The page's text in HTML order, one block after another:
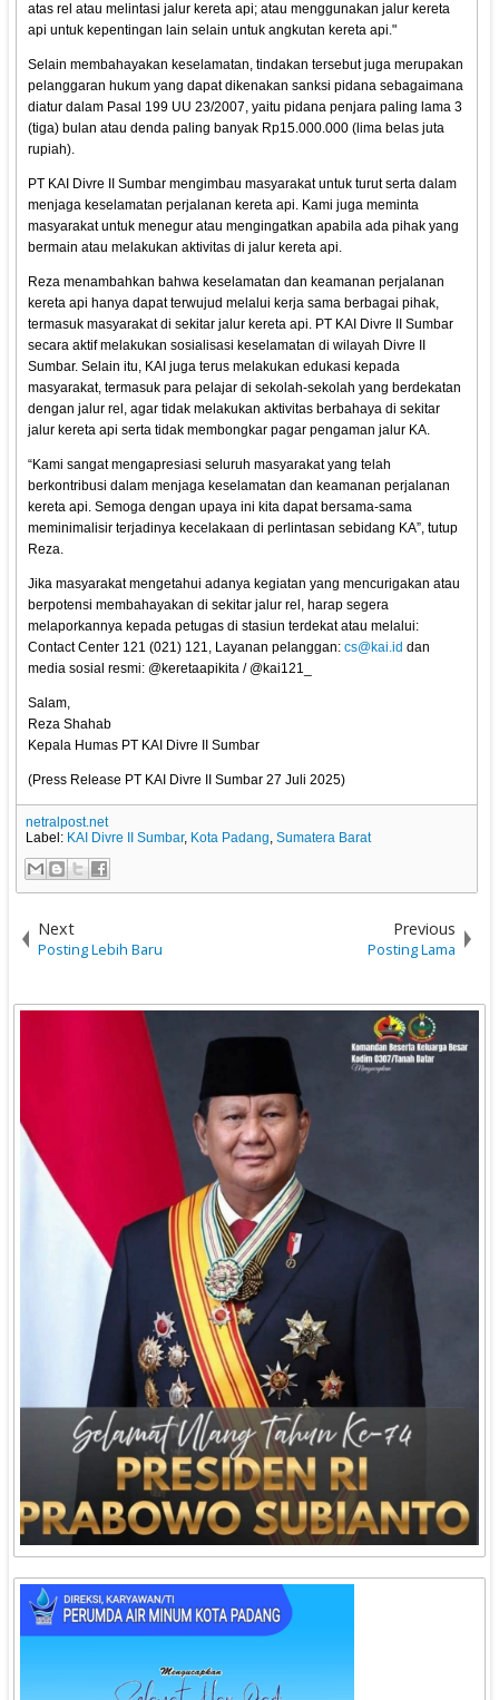
atas rel atau melintasi jalur kereta api; atau menggunakan jalur kereta
api untuk kepentingan lain selain untuk angkutan kereta api."
Selain membahayakan keselamatan, tindakan tersebut juga merupakan
pelanggaran hukum yang dapat dikenakan sanksi pidana sebagaimana
diatur dalam Pasal 199 UU 23/2007, yaitu pidana penjara paling lama 3
(tiga) bulan atau denda paling banyak Rp15.000.000 (lima belas juta
rupiah).
PT KAI Divre II Sumbar mengimbau masyarakat untuk turut serta dalam
menjaga keselamatan perjalanan kereta api. Kami juga meminta
masyarakat untuk menegur atau mengingatkan apabila ada pihak yang
bermain atau melakukan aktivitas di jalur kereta api.
Reza menambahkan bahwa keselamatan dan keamanan perjalanan
kereta api hanya dapat terwujud melalui kerja sama berbagai pihak,
termasuk masyarakat di sekitar jalur kereta api. PT KAI Divre II Sumbar
secara aktif melakukan sosialisasi keselamatan di wilayah Divre II
Sumbar. Selain itu, KAI juga terus melakukan edukasi kepada
masyarakat, termasuk para pelajar di sekolah-sekolah yang berdekatan
dengan jalur rel, agar tidak melakukan aktivitas berbahaya di sekitar
jalur kereta api serta tidak membongkar pagar pengaman jalur KA.
“Kami sangat mengapresiasi seluruh masyarakat yang telah
berkontribusi dalam menjaga keselamatan dan keamanan perjalanan
kereta api. Semoga dengan upaya ini kita dapat bersama-sama
meminimalisir terjadinya kecelakaan di perlintasan sebidang KA”, tutup
Reza.
Jika masyarakat mengetahui adanya kegiatan yang mencurigakan atau
berpotensi membahayakan di sekitar jalur rel, harap segera
melaporkannya kepada petugas di stasiun terdekat atau melalui:
Contact Center 121 (021) 121, Layanan pelanggan:cs@kai.id dan
media sosial resmi: @keretaapikita / @kai121_
Salam,
Reza Shahab
Kepala Humas PT KAI Divre II Sumbar
(Press Release PT KAI Divre II Sumbar 27 Juli 2025)
netralpost.net
Label: KAI Divre II Sumbar, Kota Padang,Sumatera Barat
Next
Posting Lebih Baru
Previous
Posting Lama